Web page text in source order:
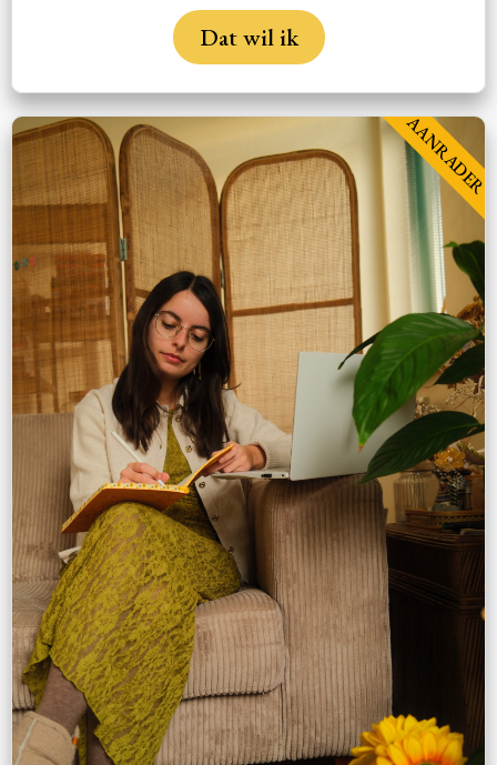
Dat wil ik
AANRADER